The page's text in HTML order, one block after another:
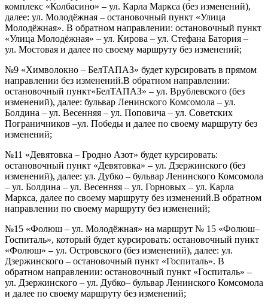
комплекс «Колбасино» – ул. Карла Маркса (без изменений),
далее: ул. Молодёжная – остановочный пункт «Улица
Молодёжная». В обратном направлении: остановочный пункт
«Улица Молодёжная» – ул. Кирова – ул. Стефана Батория –
ул. Мостовая и далее по своему маршруту без изменений;
№9 «Химволокно – БелТАПАЗ» будет курсировать в прямом
направлении без изменений.В обратном направлении:
остановочный пункт«БелТАПАЗ» – ул. Врублевского (без
изменений), далее: бульвар Ленинского Комсомола – ул.
Болдина – ул. Весенняя – ул. Поповича – ул. Советских
Пограничников –ул. Победы и далее по своему маршруту без
изменений;
№11 «Девятовка – Гродно Азот» будет курсировать:
остановочный пункт «Девятовка» – ул. Дзержинского (без
изменений), далее: ул. Дубко – бульвар Ленинского Комсомола
– ул. Болдина – ул. Весенняя – ул. Горновых – ул. Карла
Маркса, далее по своему маршруту без изменений.В обратном
направлении по своему маршруту без изменений;
№15 «Фолюш – ул. Молодёжная» на маршрут № 15 «Фолюш–
Госпиталь», который будет курсировать: остановочный пункт
«Фолюш» – ул. Островского (без изменений), далее: ул.
Дзержинского – остановочный пункт «Госпиталь». В
обратном направлении: остановочный пункт «Госпиталь» –
ул. Дзержинского – ул. Дубко– бульвар Ленинского Комсомола
и далее по своему маршруту без изменений;